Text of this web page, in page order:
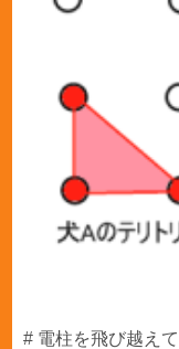
# 電柱を飛び越え